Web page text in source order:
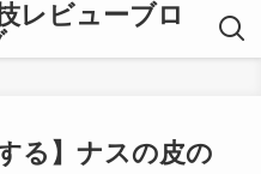
レビューブロ
る】ナスの皮の